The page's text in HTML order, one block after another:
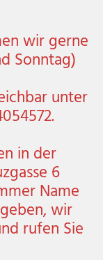
wir gerne
Sonntag)
unter
in der
6
Name
wir
rufen Sie